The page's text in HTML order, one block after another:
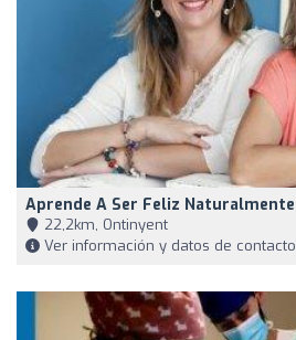
Aprende A Ser Feliz Naturalmente
22,2km, Ontinyent
Ver información y datos de contacto